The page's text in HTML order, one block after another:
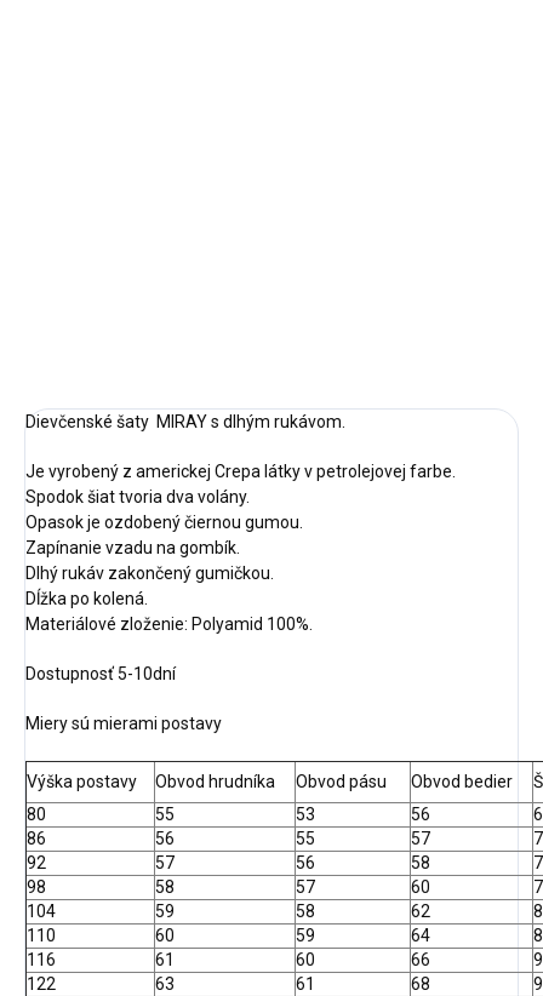
Dievčenské šaty MIRAY s dlhým rukávom.
Je vyrobený z americkej Crepa látky v petrolejovej farbe.
Spodok šiat tvoria dva volány.
Opasok je ozdobený čiernou gumou.
Zapínanie vzadu na gombík.
Dlhý rukáv zakončený gumičkou.
Dĺžka po kolená.
Materiálové zloženie: Polyamid 100%.
Dostupnosť 5-10dní
Miery sú mierami postavy
Výška postavy Obvod hrudníka Obvod pásu Obvod bedier
80
55 53 56
86
56 55 57
7
92
57 56 58
7
98
58 57 60
104
59 58 62
8
110
60 59 64
116
61 60 66
9
122
63 61 68
9